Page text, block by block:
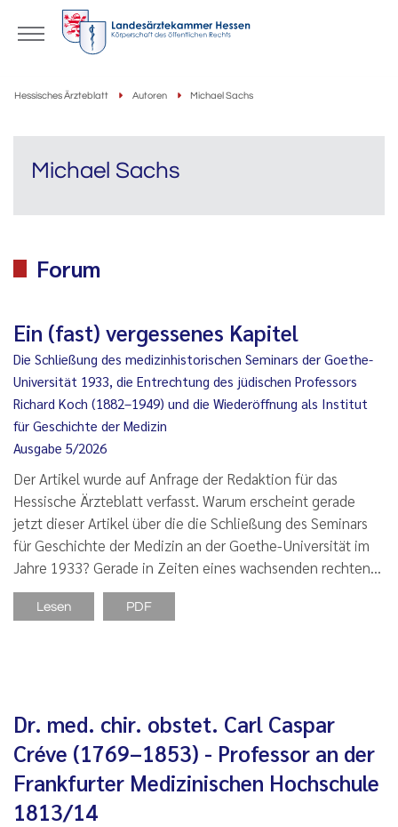
Hessisches Ärzteblatt Autoren Michael Sachs
Michael Sachs
Forum
Ein (fast) vergessenes Kapitel
Die Schließung des medizinhistorischen Seminars der Goethe-
Universität 1933, die Entrechtung des jüdischen Professors
Richard Koch (1882–1949) und die Wiederöffnung als Institut
für Geschichte der Medizin
Ausgabe 5/2026
Der Artikel wurde auf Anfrage der Redaktion für das
Hessische Ärzteblatt verfasst. Warum erscheint gerade
jetzt dieser Artikel über die die Schließung des Seminars
für Geschichte der Medizin an der Goethe-Universität im
Jahre 1933? Gerade in Zeiten eines wachsenden rechten…
Lesen PDF
Dr. med. chir. obstet. Carl Caspar
Créve (1769–1853) - Professor an der
Frankfurter Medizinischen Hochschule
1813/14